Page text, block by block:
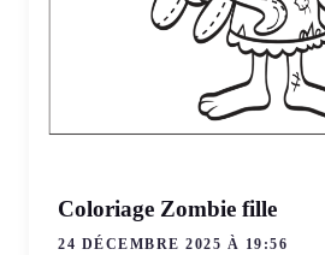
Coloriage Zombie fille
24 DÉCEMBRE 2025 À 19:56